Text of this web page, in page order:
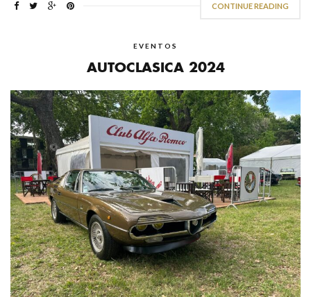
CONTINUE READING
EVENTOS
AUTOCLASICA 2024